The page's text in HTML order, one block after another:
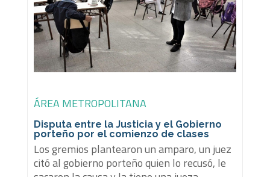
ÁREA METROPOLITANA
Disputa entre la Justicia y el Gobierno
porteño por el comienzo de clases
Los gremios plantearon un amparo, un juez
citó al gobierno porteño quien lo recusó, le